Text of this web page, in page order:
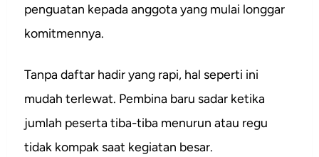
penguatan kepada anggota yang mulai longgar
komitmennya.
Tanpa daftar hadir yang rapi, hal seperti ini
mudah terlewat. Pembina baru sadar ketika
jumlah peserta tiba-tiba menurun atau regu
tidak kompak saat kegiatan besar.